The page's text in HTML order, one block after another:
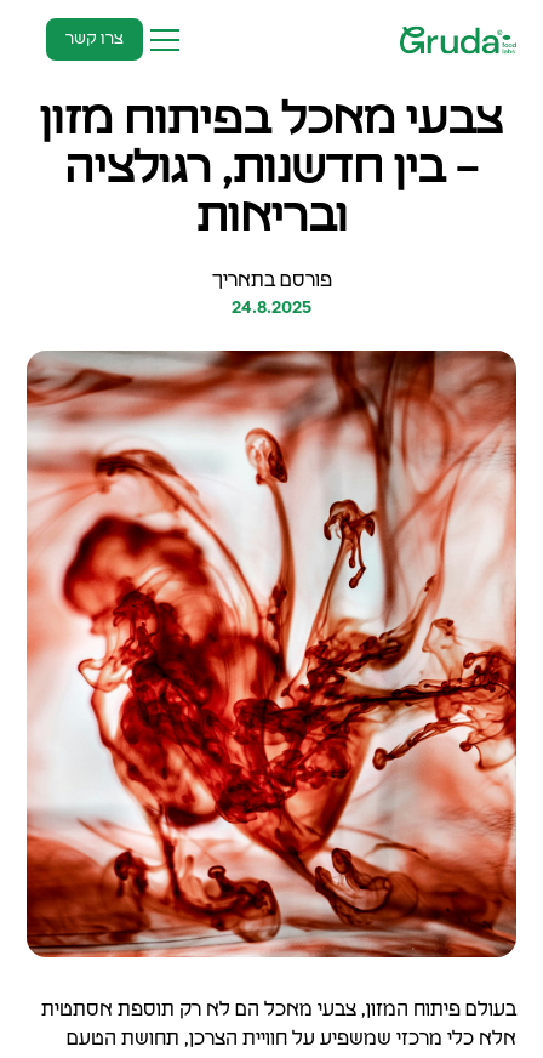
צרו קשר
צבעי מאכל בפיתוח מזון
– בין חדשנות, רגולציה
ובריאות
פורסם בתאריך
24.8.2025
בעולם פיתוח המזון, צבעי מאכל הם לא רק תוספת אסתטית
אלא כלי מרכזי שמשפיע על חוויית הצרכן, תחושת הטעם